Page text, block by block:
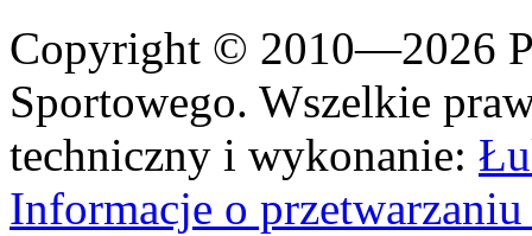
Copyright © 2010—2026
Sportowego. Wszelkie
techniczny i wykonanie:
Informacje o